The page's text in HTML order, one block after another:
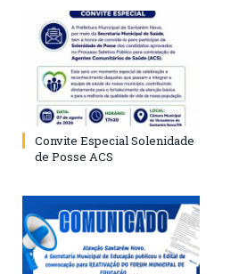
Convite Especial Solenidade
de Posse ACS